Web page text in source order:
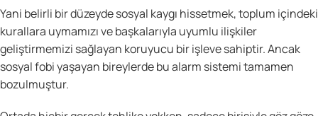
Yani belirli bir düzeyde sosyal kaygı hissetmek, toplum içindeki
kurallara uymamızı ve başkalarıyla uyumlu ilişkiler
geliştirmemizi sağlayan koruyucu bir işleve sahiptir. Ancak
sosyal fobi yaşayan bireylerde bu alarm sistemi tamamen
bozulmuştur.